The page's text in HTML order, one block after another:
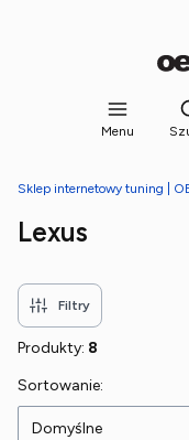
Menu
Sklep internetowy tuning |
Lexus
Filtry
Produkty: 8
Lista produktów
Sortowanie:
Domyślne